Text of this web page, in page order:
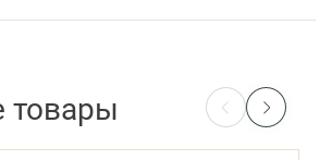
товары